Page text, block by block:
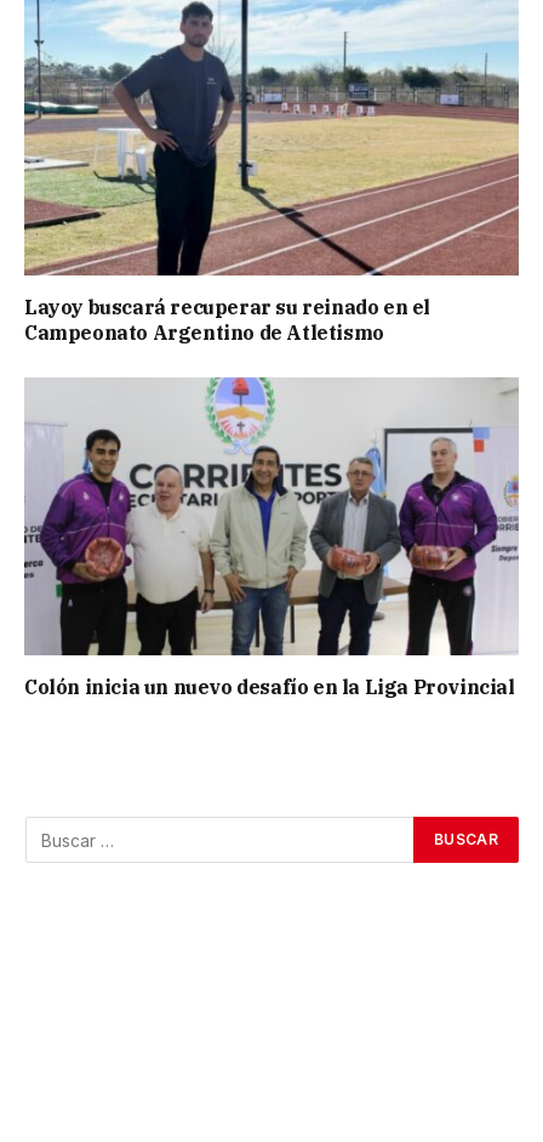
Layoy buscará recuperar su reinado en el
Campeonato Argentino de Atletismo
Colón inicia un nuevo desafío en la Liga Provincial